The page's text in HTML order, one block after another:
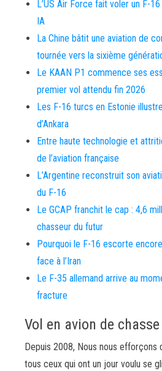
L’US Air Force fait voler un F-
IA
La Chine bâtit une aviation de
tournée vers la sixième
Le KAAN P1 commence ses
premier vol attendu fin 2026
Les F-16 turcs en Estonie
d’Ankara
Entre haute technologie et
de l’aviation française
L’Argentine reconstruit son
du F-16
Le GCAP franchit le cap : 4,6
chasseur du futur
Pourquoi le F-16 escorte
face à l’Iran
Le F-35 allemand arrive au
fracture
Vol en avion de chasse
Depuis 2008, Nous nous efforçons
tous ceux qui ont un jour voulu se